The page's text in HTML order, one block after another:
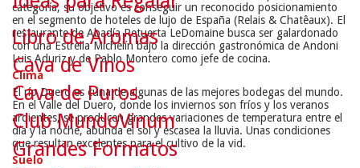
categoría, su objetivo es conseguir un reconocido posicionamiento
en el segmento de hoteles de lujo de España (Relais & Chatêaux). El
restaurante de Abadía Retuerta LeDomaine busca ser galardonado
con una Estrella Michelín bajo la dirección gastronómica de Andoni
Luis Aduriz y de Pablo Montero como jefe de cocina.
Clima
El río Duero es cuna de algunas de las mejores bodegas del mundo.
En el Valle del Duero, donde los inviernos son fríos y los veranos
ardientes, se producen grandes variaciones de temperatura entre el
día y la noche, abunda el sol y escasea la lluvia. Unas condiciones
que resultan excelentes para el cultivo de la vid.
Suelo
Libro de Aromas
Cava de Vinos
Cava de Puros
Club MundoVinum
Grandes Formatos